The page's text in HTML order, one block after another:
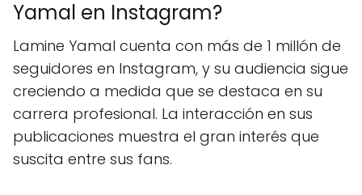
Yamal en Instagram?
Lamine Yamal cuenta con más de 1 millón de
seguidores en Instagram, y su audiencia sigue
creciendo a medida que se destaca en su
carrera profesional. La interacción en sus
publicaciones muestra el gran interés que
suscita entre sus fans.